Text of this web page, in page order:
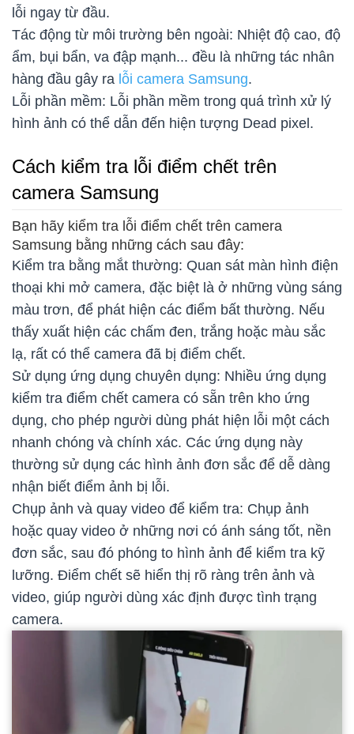
lỗi ngay từ đầu.
Tác động từ môi trường bên ngoài: Nhiệt độ cao, độ
ẩm, bụi bẩn, va đập mạnh... đều là những tác nhân
hàng đầu gây ra lỗi camera Samsung.
Lỗi phần mềm: Lỗi phần mềm trong quá trình xử lý
hình ảnh có thể dẫn đến hiện tượng Dead pixel.
Cách kiểm tra lỗi điểm chết trên
camera Samsung
Bạn hãy kiểm tra lỗi điểm chết trên camera
Samsung bằng những cách sau đây:
Kiểm tra bằng mắt thường: Quan sát màn hình điện
thoại khi mở camera, đặc biệt là ở những vùng sáng
màu trơn, để phát hiện các điểm bất thường. Nếu
thấy xuất hiện các chấm đen, trắng hoặc màu sắc
lạ, rất có thể camera đã bị điểm chết.
Sử dụng ứng dụng chuyên dụng: Nhiều ứng dụng
kiểm tra điểm chết camera có sẵn trên kho ứng
dụng, cho phép người dùng phát hiện lỗi một cách
nhanh chóng và chính xác. Các ứng dụng này
thường sử dụng các hình ảnh đơn sắc để dễ dàng
nhận biết điểm ảnh bị lỗi.
Chụp ảnh và quay video để kiểm tra: Chụp ảnh
hoặc quay video ở những nơi có ánh sáng tốt, nền
đơn sắc, sau đó phóng to hình ảnh để kiểm tra kỹ
lưỡng. Điểm chết sẽ hiển thị rõ ràng trên ảnh và
video, giúp người dùng xác định được tình trạng
camera.